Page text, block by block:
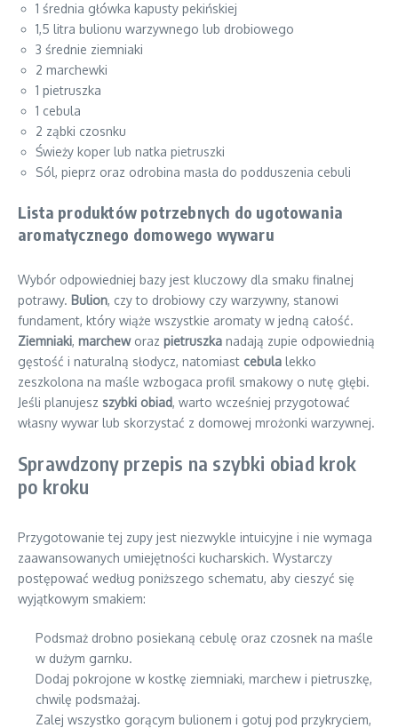
1 średnia główka kapusty pekińskiej
1,5 litra bulionu warzywnego lub drobiowego
3 średnie ziemniaki
2 marchewki
1 pietruszka
1 cebula
2 ząbki czosnku
Świeży koper lub natka pietruszki
Sól, pieprz oraz odrobina masła do podduszenia cebuli
Lista produktów potrzebnych do ugotowania
aromatycznego domowego wywaru
Wybór odpowiedniej bazy jest kluczowy dla smaku finalnej
potrawy. Bulion, czy to drobiowy czy warzywny, stanowi
fundament, który wiąże wszystkie aromaty w jedną całość.
Ziemniaki, marcheworaz pietruszka nadają zupie odpowiednią
gęstość i naturalną słodycz, natomiast cebula lekko
zeszkolona na maśle wzbogaca profil smakowy o nutę głębi.
Jeśli planujesz szybki obiad, warto wcześniej przygotować
własny wywar lub skorzystać z domowej mrożonki warzywnej.
Sprawdzony przepis na szybki obiad krok
po kroku
Przygotowanie tej zupy jest niezwykle intuicyjne i nie wymaga
zaawansowanych umiejętności kucharskich. Wystarczy
postępować według poniższego schematu, aby cieszyć się
wyjątkowym smakiem:
Podsmaż drobno posiekaną cebulę oraz czosnek na maśle
w dużym garnku.
Dodaj pokrojone w kostkę ziemniaki, marchew i pietruszkę,
chwilę podsmażaj.
Zalej wszystko gorącym bulionem i gotuj pod przykryciem,